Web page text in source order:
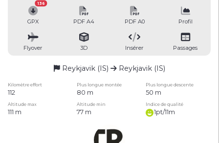
GPX
136
PDF A4 PDF A0 Profil
Flyover 3D Insérer Passages
Reykjavik (IS) Reykjavik (IS)
Kilomètre effort Plus longue montée Plus longue descente
112 80 m 50 m
Altitude max Altitude min Indice de qualité
111 m 77 m 1pt/11m